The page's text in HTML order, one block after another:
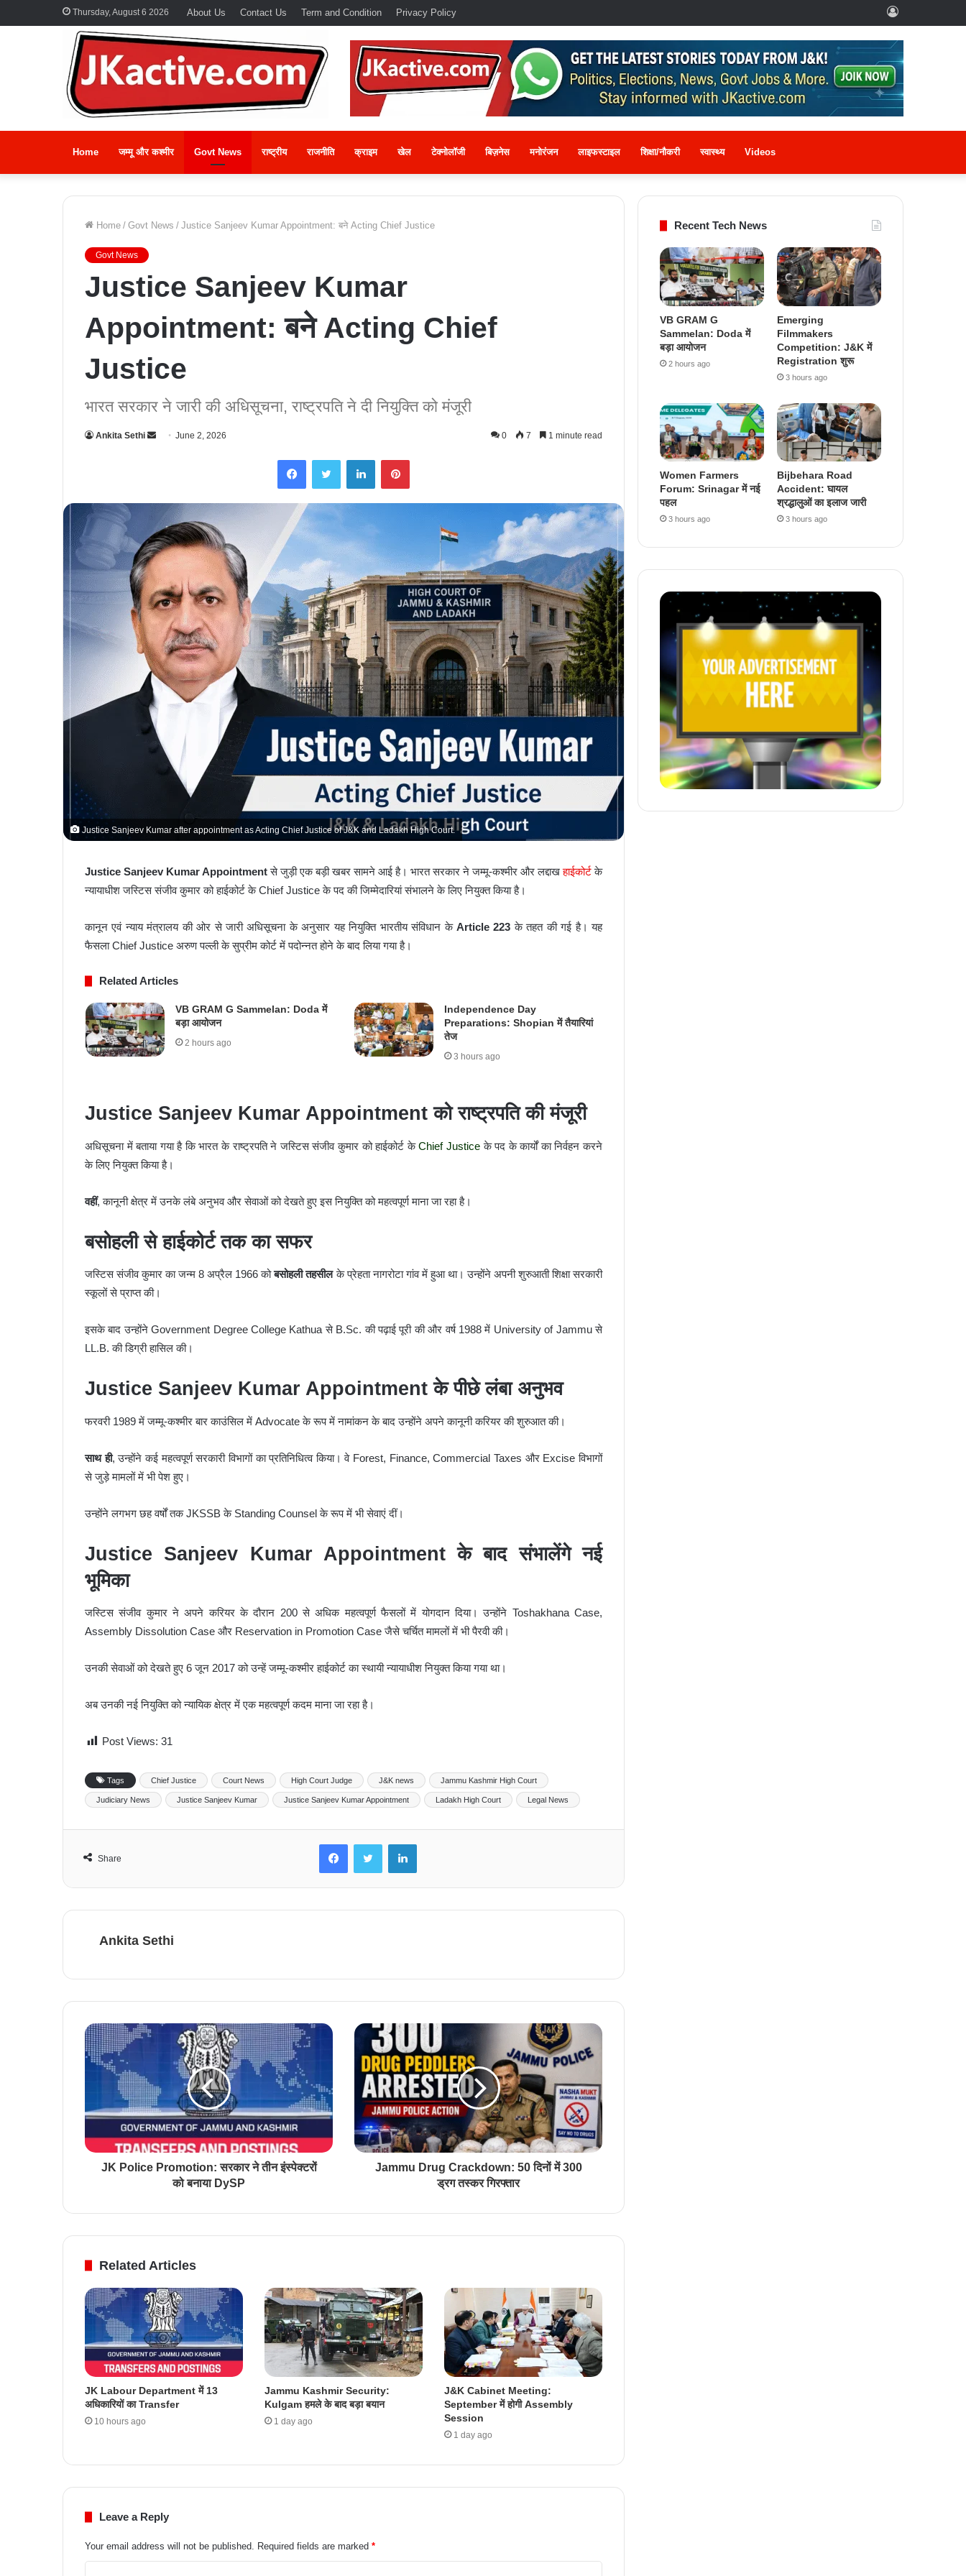
Thursday, August 6 2026 About Us Contact Us Term and Condition Privacy Policy
In
Home जम्मू और कश्मीर Govt News राष्ट्रीय राजनीति क्राइम खेल टेक्नोलॉजी बिज़नेस मनोरंजन लाइफस्टाइल शिक्षा/नौकरी स्वास्थ्य Videos
Home / Govt News / Justice Sanjeev Kumar Appointment: बने Acting Chief Justice
Govt News
Justice Sanjeev Kumar
Appointment: बने Acting Chief
Justice
भारत सरकार ने जारी की अधिसूचना, राष्ट्रपति ने दी नियुक्ति को मंजूरी
Ankita Sethi
a
e
m
i
l
June 2, 2026 0 7 1 minute read
Justice Sanjeev Kumar after appointment as Acting Chief Justice of J&K and Ladakh High Court.
Justice Sanjeev Kumar Appointmentसे जुड़ी एक बड़ी खबर सामने आई है। भारत सरकार ने जम्मू-कश्मीर और लद्दाखहाईकोर्टके
न्यायाधीश जस्टिस संजीव कुमार को हाईकोर्ट के Chief Justice के पद की जिम्मेदारियां संभालने के लिए नियुक्त किया है।
कानून एवं न्याय मंत्रालय की ओर से जारी अधिसूचना के अनुसार यह नियुक्ति भारतीय संविधान के Article 223 के तहत की गई है। यह
फैसला Chief Justice अरुण पल्ली के सुप्रीम कोर्ट में पदोन्नत होने के बाद लिया गया है।
Related Articles
VB GRAM G Sammelan: Doda में
बड़ा आयोजन
2 hours ago
Independence Day
Preparations: Shopian में तैयारियां
तेज
3 hours ago
Justice Sanjeev Kumar Appointment को राष्ट्रपति की मंजूरी
अधिसूचना में बताया गया है कि भारत के राष्ट्रपति ने जस्टिस संजीव कुमार को हाईकोर्ट केChief Justiceके पद के कार्यों का निर्वहन करने
के लिए नियुक्त किया है।
वहीं, कानूनी क्षेत्र में उनके लंबे अनुभव और सेवाओं को देखते हुए इस नियुक्ति को महत्वपूर्ण माना जा रहा है।
बसोहली से हाईकोर्ट तक का सफर
जस्टिस संजीव कुमार का जन्म 8 अप्रैल 1966 कोबसोहली तहसीलके प्रेहता नागरोटा गांव में हुआ था। उन्होंने अपनी शुरुआती शिक्षा सरकारी
स्कूलों से प्राप्त की।
इसके बाद उन्होंने Government Degree College Kathua से B.Sc. की पढ़ाई पूरी की और वर्ष 1988 में University of Jammu से
LL.B. की डिग्री हासिल की।
Justice Sanjeev Kumar Appointment के पीछे लंबा अनुभव
फरवरी 1989 में जम्मू-कश्मीर बार काउंसिल में Advocate के रूप में नामांकन के बाद उन्होंने अपने कानूनी करियर की शुरुआत की।
साथ ही, उन्होंने कई महत्वपूर्ण सरकारी विभागों का प्रतिनिधित्व किया। वे Forest, Finance, Commercial Taxes और Excise विभागों
से जुड़े मामलों में भी पेश हुए।
उन्होंने लगभग छह वर्षों तक JKSSB के Standing Counsel के रूप में भी सेवाएं दीं।
Justice Sanjeev Kumar Appointment के बाद संभालेंगे नई
भूमिका
जस्टिस संजीव कुमार ने अपने करियर के दौरान 200 से अधिक महत्वपूर्ण फैसलों में योगदान दिया। उन्होंने Toshakhana Case,
Assembly Dissolution Case और Reservation in Promotion Case जैसे चर्चित मामलों में भी पैरवी की।
उनकी सेवाओं को देखते हुए 6 जून 2017 को उन्हें जम्मू-कश्मीर हाईकोर्ट का स्थायी न्यायाधीश नियुक्त किया गया था।
अब उनकी नई नियुक्ति को न्यायिक क्षेत्र में एक महत्वपूर्ण कदम माना जा रहा है।
Post Views: 31
Tags Chief Justice Court News High Court Judge J&K news Jammu Kashmir High Court
Judiciary News Justice Sanjeev Kumar Justice Sanjeev Kumar Appointment Ladakh High Court Legal News
Share
Ankita Sethi
JK Police Promotion: सरकार ने तीन इंस्पेक्टरों
को बनाया DySP
Jammu Drug Crackdown: 50 दिनों में 300
ड्रग तस्कर गिरफ्तार
Related Articles
JK Labour Department में 13
अधिकारियों का Transfer
10 hours ago
Jammu Kashmir Security:
Kulgam हमले के बाद बड़ा बयान
1 day ago
J&K Cabinet Meeting:
September में होगी Assembly
Session
1 day ago
Leave a Reply
Your email address will not be published. Required fields are marked *
Recent Tech News
VB GRAM G
Sammelan: Doda में
बड़ा आयोजन
2 hours ago
Emerging
Filmmakers
Competition: J&K में
Registration शुरू
3 hours ago
Women Farmers
Forum: Srinagar में नई
पहल
3 hours ago
Bijbehara Road
Accident: घायल
श्रद्धालुओं का इलाज जारी
3 hours ago